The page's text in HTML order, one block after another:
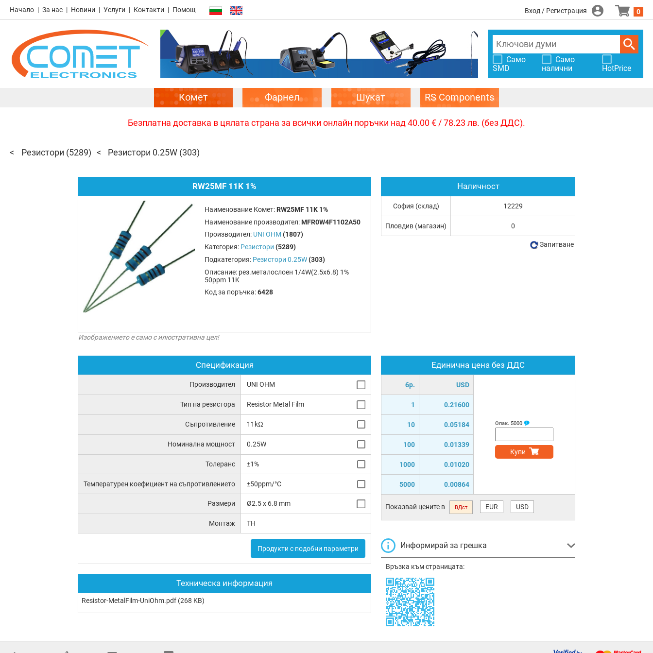
Начало За нас Новини Услуги Контакти Помощ Вход / Регистрация 0
Само
SMD
Само
налични
HotPrice
Комет Фарнел Шукат RS Components
Безплатна доставка в цялата страна за всички онлайн поръчки над 40.00 € / 78.23 лв. (без ДДС).
Резистори (5289) Резистори 0.25W (303)
RW25MF 11K 1%
Наименование Комет: RW25MF 11K 1%
Наименование производител: MFR0W4F1102A50
Производител: UNI OHM (1807)
Категория: Резистори (5289)
Подкатегория: Резистори 0.25W (303)
Описание: рез.металослоен 1/4W(2.5x6.8) 1%
50ppm 11K
Код за поръчка:6428
Изображението е само с илюстративна цел!
Спецификация
Производител UNI OHM
Тип на резистора Resistor Metal Film
Съпротивление 11kΩ
Номинална мощност 0.25W
Толеранс ±1%
Температурен коефициент на съпротивлението ±50ppm/°C
Размери Ø2.5 x 6.8 mm
Монтаж TH
Продукти с подобни параметри
Техническа информация
Resistor-MetalFilm-UniOhm.pdf (268 KB)
Единична цена без ДДС
бр. USD
1 0.21600
10 0.05184
100 0.01339
1000 0.01020
5000 0.00864
Опак. 5000
Купи
Показвай цените в ВДст EUR USD
Информирай за грешка
Връзка към страницата:
Наличност
София (склад) 12229
Пловдив (магазин) 0
Запитване